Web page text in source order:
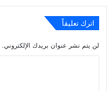
اترك تعليقاً
لن يتم نشر عنوان بريدك الإلكتروني.